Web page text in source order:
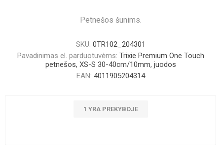
Petnešos šunims.
SKU: 0TR102_204301
Pavadinimas el. parduotuvėms: Trixie Premium One Touch
petnešos, XS-S 30-40cm/10mm, juodos
EAN: 4011905204314
1 YRA PREKYBOJE